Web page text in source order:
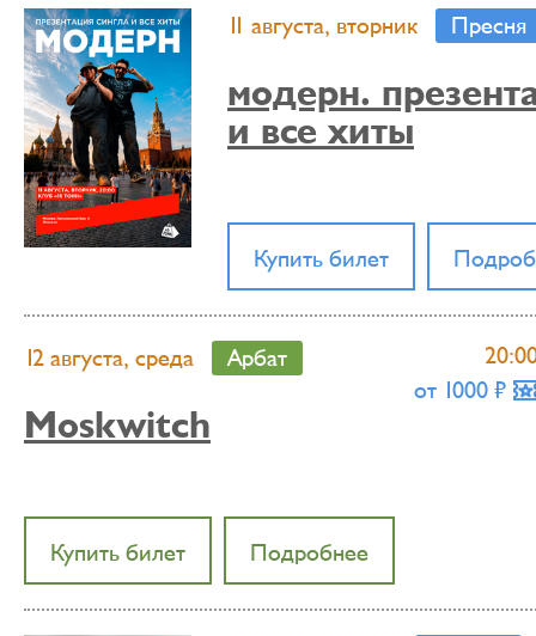
11 августа, вторник Пресня
модерн.
и все хиты
Купить билет
12 августа, среда Арбат
от 1000 ₶
Moskwitch
Купить билет Подробнее